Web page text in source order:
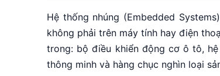
Hệ thống nhúng (Embedded
không phải trên máy tính hay điện
trong: bộ điều khiển động cơ ô tô,
thông minh và hàng chục nghìn loại